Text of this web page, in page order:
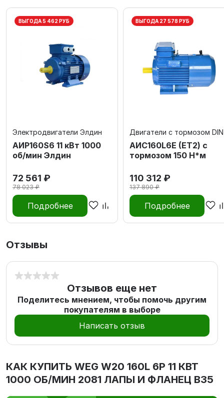
ВЫГОДА 5 462 РУБ
Электродвигатели Элдин
АИР160S6 11 кВт 1000
об/мин Элдин
72 561 ₽
78 023 ₽
Подробнее
ВЫГОДА 27 578 РУБ
Двигатели с тормозом DIN
AИC160L6Е (ET2) с
тормозом 150 Н*м
110 312 ₽
137 890 ₽
Подробнее
Отзывы
Отзывов еще нет
Поделитесь мнением, чтобы помочь другим
покупателям в выборе
Написать отзыв
КАК КУПИТЬ WEG W20 160L 6P 11 КВТ
1000 ОБ/МИН 2081 ЛАПЫ И ФЛАНЕЦ В35